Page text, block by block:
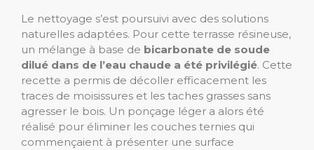
Le nettoyage s’est poursuivi avec des solutions
naturelles adaptées. Pour cette terrasse résineuse,
un mélange à base de bicarbonate de soude
dilué dans de l’eau chaude a été privilégié. Cette
recette a permis de décoller efficacement les
traces de moisissures et les taches grasses sans
agresser le bois. Un ponçage léger a alors été
réalisé pour éliminer les couches ternies qui
commençaient à présenter une surface